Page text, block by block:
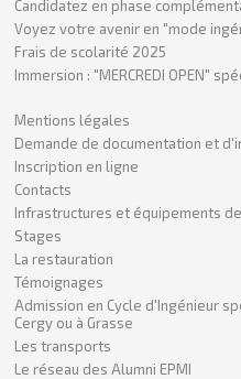
Candidatez en phase
Voyez votre avenir en "mode
Frais de scolarité 2025
Immersion : "MERCREDI OPEN"
Mentions légales
Demande de documentation et
Inscription en ligne
Contacts
Infrastructures et équipements
Stages
La restauration
Témoignages
Admission en Cycle d'Ingénieur
Cergy ou à Grasse
Les transports
Le réseau des Alumni EPMI